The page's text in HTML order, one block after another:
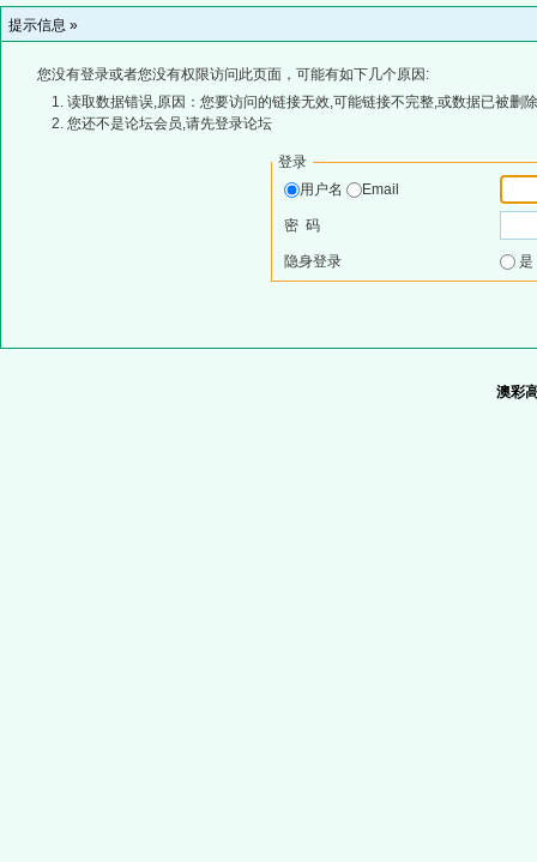
提示信息 »
您没有登录或者您没有权限访问此页面，可能有如下几个原因:
读取数据错误,原因：您要访问的链接无效,可能链接不完整,或数据已被删
您还不是论坛会员,请先登录论坛
登录
用户名
Email
密 码
隐身登录
澳彩